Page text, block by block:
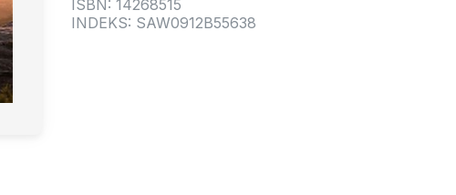
ISBN: 14268515
INDEKS: SAW0912B55638